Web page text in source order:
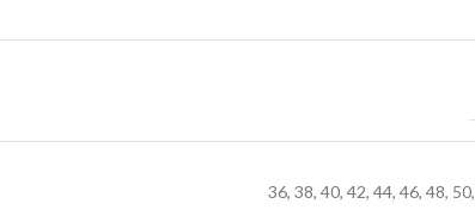
36, 38, 40, 42, 44, 46, 48, 50,